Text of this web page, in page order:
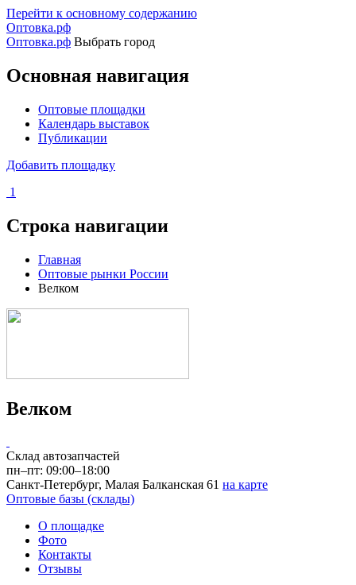
Перейти к основному содержанию
Оптовка.рф
Оптовка.рф Выбрать город
Основная навигация
Оптовые площадки
Календарь выставок
Публикации
Добавить площадку
1
Строка навигации
Главная
Оптовые рынки России
Велком
Велком
Склад автозапчастей
пн–пт: 09:00–18:00
Санкт-Петербург, Малая Балканская 61 на карте
Оптовые базы (склады)
О площадке
Фото
Контакты
Отзывы